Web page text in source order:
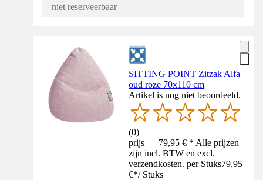
niet reserveerbaar
SITTING POINT Zitzak Alfa
oud roze 70x110 cm
Artikel is nog niet beoordeeld.
(0)
prijs — 79,95 € * Alle prijzen
zijn incl. BTW en excl.
verzendkosten. per Stuks79,95
€*/ Stuks